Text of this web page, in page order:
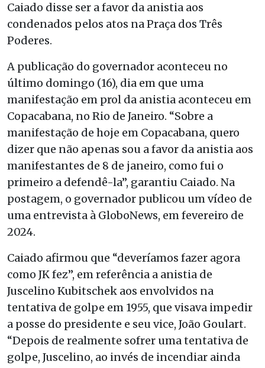
Caiado disse ser a favor da anistia aos
condenados pelos atos na Praça dos Três
Poderes.
A publicação do governador aconteceu no
último domingo (16), dia em que uma
manifestação em prol da anistia aconteceu em
Copacabana, no Rio de Janeiro. “Sobre a
manifestação de hoje em Copacabana, quero
dizer que não apenas sou a favor da anistia aos
manifestantes de 8 de janeiro, como fui o
primeiro a defendê-la”, garantiu Caiado. Na
postagem, o governador publicou um vídeo de
uma entrevista à GloboNews, em fevereiro de
2024.
Caiado afirmou que “deveríamos fazer agora
como JK fez”, em referência a anistia de
Juscelino Kubitschek aos envolvidos na
tentativa de golpe em 1955, que visava impedir
a posse do presidente e seu vice, João Goulart.
“Depois de realmente sofrer uma tentativa de
golpe, Juscelino, ao invés de incendiar ainda